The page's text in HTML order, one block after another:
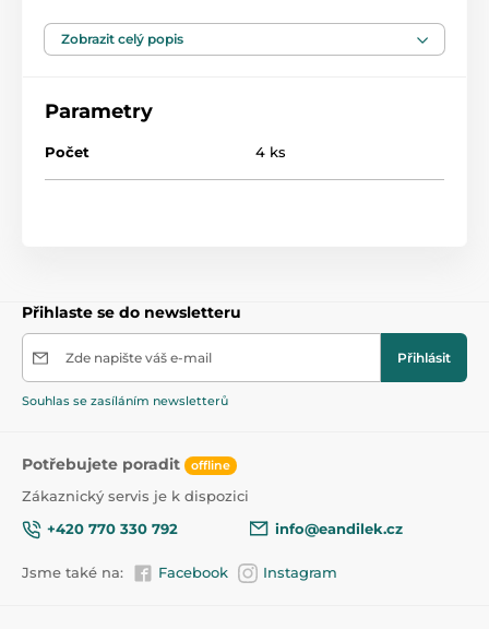
obsahu. Každá sada obsahuje čtyři standardní 160ml
lahvičky s kuželovým hrdlem, šroubovací uzávěry a
Vlastnosti produktu:
Bez BPA a BPS
Bezpečné zmrazit a mýt v myčce na nádobí
Silikonový límec zabraňuje vytékání mléka z
lahvičky
Ergonomický a díky svému tvaru se snadno plní
Zobrazit celý popis
Parametry
Počet 4 ks
Přihlaste se do newsletteru
Zde napište váš e-mail Přihlásit
Souhlas se zasíláním newsletterů
Potřebujete poradit offline
Zákaznický servis je k dispozici
+420 770 330 792
info@eandilek.cz
Jsme také na: Facebook Instagram